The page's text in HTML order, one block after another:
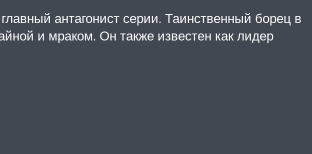
антагонист серии. Таинственный борец в
и мраком. Он также известен как лидер